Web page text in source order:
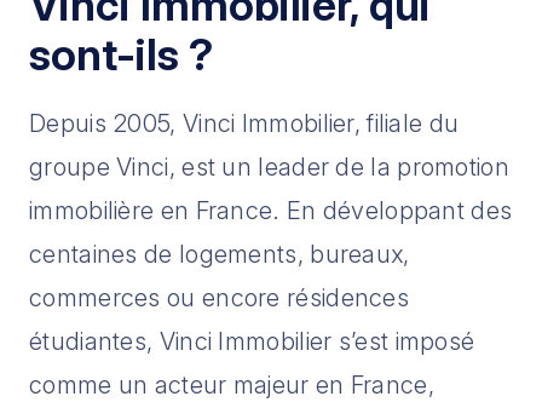
sont-ils ?
Depuis 2005, Vinci Immobilier, filiale du
groupe Vinci, est un leader de la promotion
immobilière en France. En développant des
centaines de logements, bureaux,
commerces ou encore résidences
étudiantes, Vinci Immobilier s’est imposé
comme un acteur majeur en France,